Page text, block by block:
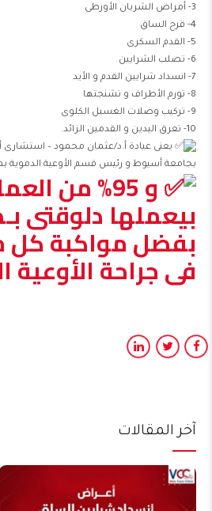
3- أمراض الشريان الأورطى
4- قرح الساق
5- القدم السكرى
6- تصلب الشرايين
7- انسداد شرايين القدم و الأيد
8- تورم الأطراف و تشنجتها
9- تركيب وصلات الغسيل الكلوى
10- تعرق اليدين و القدمين الزائد.
يعنى عيادة أ.د/عثمان محمود – استشارى
بجامعة أسيوط و رئيس قسم الأوعية الدموية
و 95% من
بيعملها دلوقتى
بفضل مواكبة
فى جراحة الأوعية
آخر المقالات